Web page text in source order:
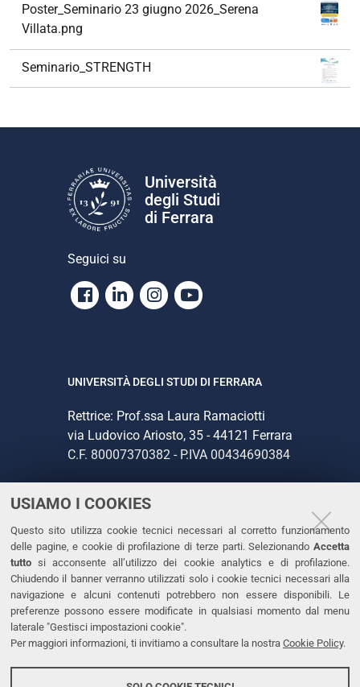
USIAMO I COOKIES
Questo sito utilizza cookie tecnici necessari al corretto funzionamento
delle pagine, e cookie di profilazione di terze parti. Selezionando Accetta
tutto si acconsente all’utilizzo dei cookie analytics e di profilazione.
Chiudendo il banner verranno utilizzati solo i cookie tecnici necessari alla
navigazione e alcuni contenuti potrebbero non essere disponibili. Le
preferenze possono essere modificate in qualsiasi momento dal menu
laterale "Gestisci impostazioni cookie".
Per maggiori informazioni, ti invitiamo a consultare la nostra Cookie Policy.
Poster_Seminario 23 giugno 2026_Serena
Villata.png
Seminario_STRENGTH
Università
degli Studi
di Ferrara
Seguici su
Facebook
LinkedinInstagram
Youtube
UNIVERSITÀ DEGLI STUDI DI FERRARA
Rettrice: Prof.ssa Laura Ramaciotti
via Ludovico Ariosto, 35 - 44121 Ferrara
C.F. 80007370382 - P.IVA 00434690384
CONTATTI
Tel. +39 0532 293111
Fax. +39 0532 293031
PEC
LINKS
Dichiarazione di accessibilità